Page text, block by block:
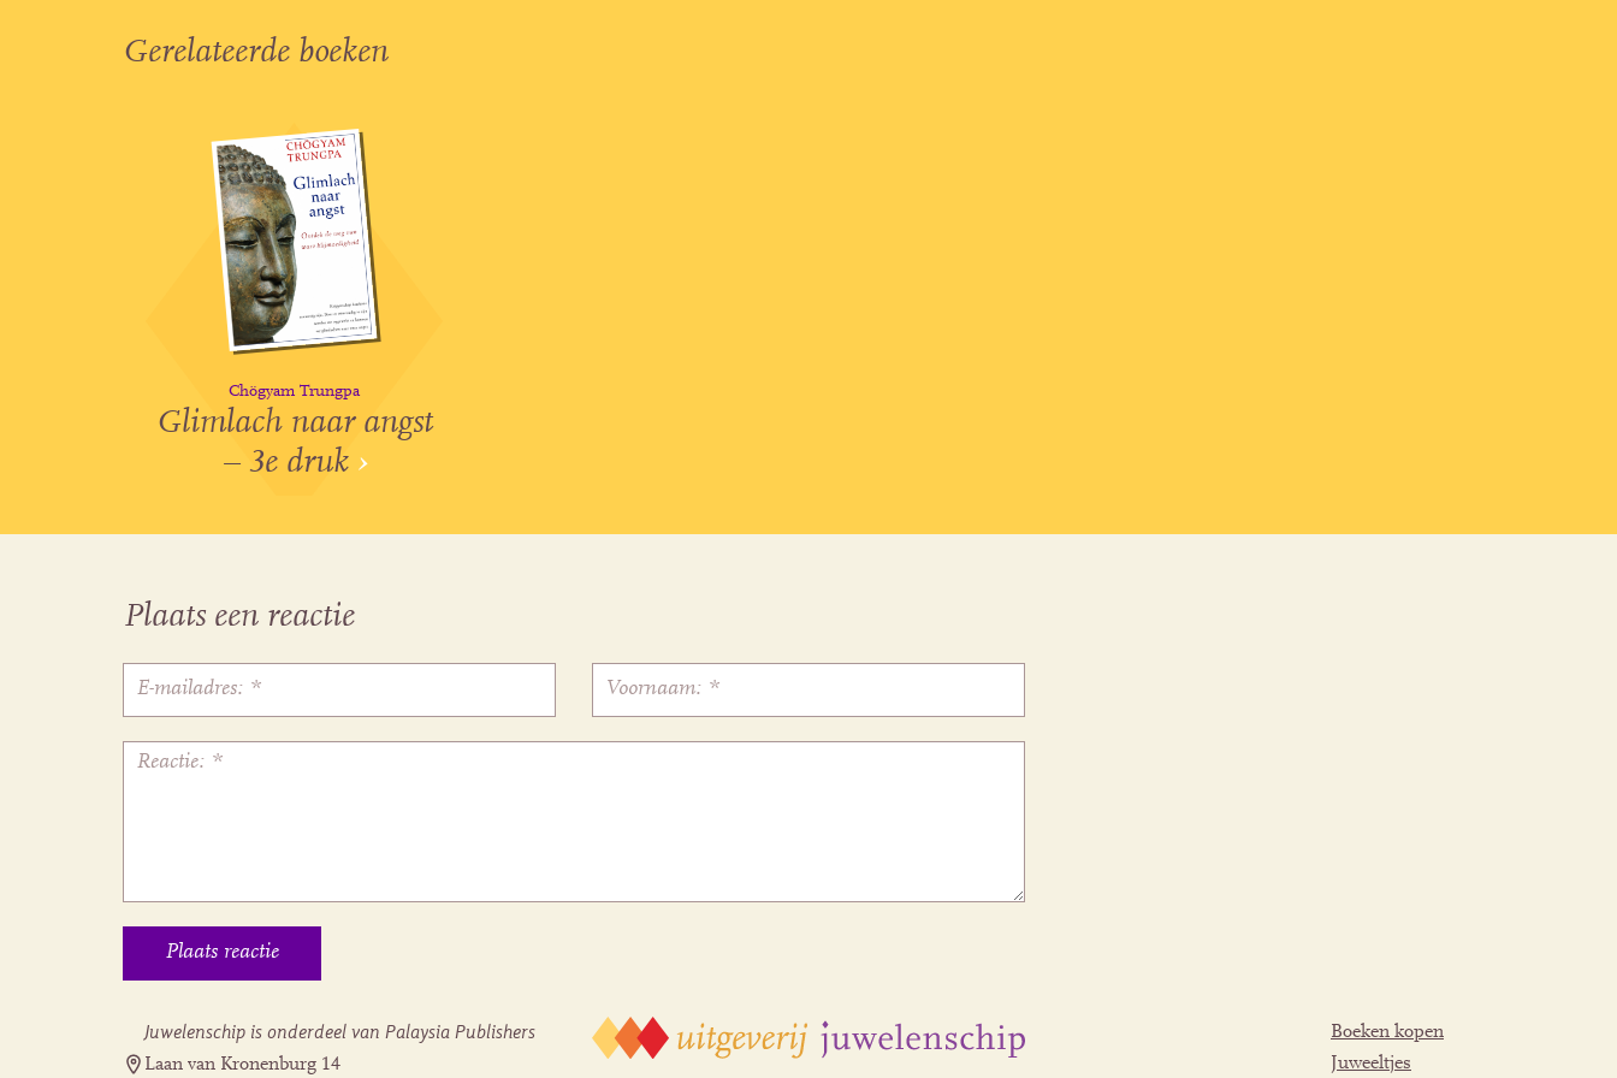
Gerelateerde boeken
Chögyam Trungpa
Glimlach naar angst
– 3e druk ›
Plaats een reactie
Juwelenschip is onderdeel van Palaysia Publishers
Laan van Kronenburg 14
Boeken kopen
Juweeltjes